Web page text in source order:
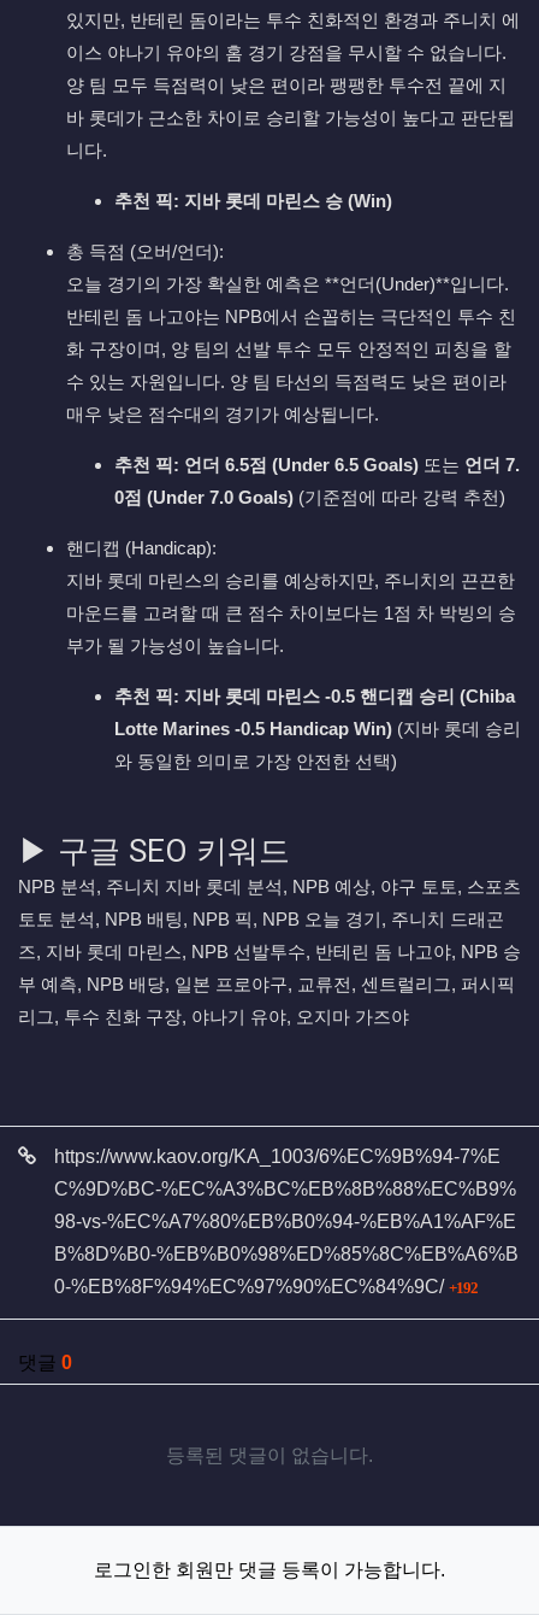
있지만, 반테린 돔이라는 투수 친화적인 환경과 주니치 에
이스 야나기 유야의 홈 경기 강점을 무시할 수 없습니다.
양 팀 모두 득점력이 낮은 편이라 팽팽한 투수전 끝에 지
바 롯데가 근소한 차이로 승리할 가능성이 높다고 판단됩
니다.
추천 픽: 지바 롯데 마린스 승 (Win)
총 득점 (오버/언더):
오늘 경기의 가장 확실한 예측은 **언더(Under)**입니다.
반테린 돔 나고야는 NPB에서 손꼽히는 극단적인 투수 친
화 구장이며, 양 팀의 선발 투수 모두 안정적인 피칭을 할
수 있는 자원입니다. 양 팀 타선의 득점력도 낮은 편이라
매우 낮은 점수대의 경기가 예상됩니다.
추천 픽: 언더 6.5점 (Under 6.5 Goals) 또는 언더 7.
0점 (Under 7.0 Goals) (기준점에 따라 강력 추천)
핸디캡 (Handicap):
지바 롯데 마린스의 승리를 예상하지만, 주니치의 끈끈한
마운드를 고려할 때 큰 점수 차이보다는 1점 차 박빙의 승
부가 될 가능성이 높습니다.
추천 픽: 지바 롯데 마린스 -0.5 핸디캡 승리 (Chiba
Lotte Marines -0.5 Handicap Win) (지바 롯데 승리
와 동일한 의미로 가장 안전한 선택)
▶ 구글 SEO 키워드
NPB 분석, 주니치 지바 롯데 분석, NPB 예상, 야구 토토, 스포츠
토토 분석, NPB 배팅, NPB 픽, NPB 오늘 경기, 주니치 드래곤
즈, 지바 롯데 마린스, NPB 선발투수, 반테린 돔 나고야, NPB 승
부 예측, NPB 배당, 일본 프로야구, 교류전, 센트럴리그, 퍼시픽
리그, 투수 친화 구장, 야나기 유야, 오지마 가즈야
관련자료https://www.kaov.org/KA_1003/6%EC%9B%94-7%E
C%9D%BC-%EC%A3%BC%EB%8B%88%EC%B9%
98-vs-%EC%A7%80%EB%B0%94-%EB%A1%AF%E
B%8D%B0-%EB%B0%98%ED%85%8C%EB%A6%B
0-%EB%8F%94%EC%97%90%EC%84%9C/
192회 연결
댓글 0
등록된 댓글이 없습니다.
로그인한 회원만 댓글 등록이 가능합니다.